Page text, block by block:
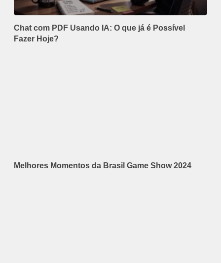
Chat com PDF Usando IA: O que já é Possível
Fazer Hoje?
Melhores Momentos da Brasil Game Show 2024